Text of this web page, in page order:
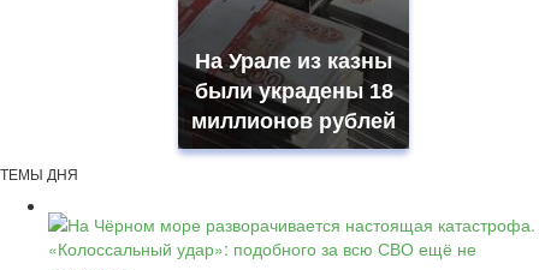
На Урале из казны
были украдены 18
миллионов рублей
ТЕМЫ ДНЯ